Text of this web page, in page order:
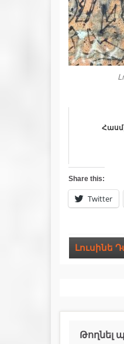
Share this:
Twitter
Լուսինե